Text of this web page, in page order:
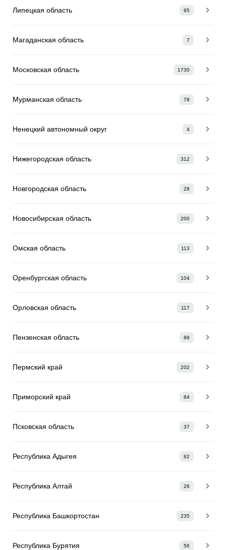
Липецкая область 95
Магаданская область 7
Московская область 1730
Мурманская область 78
Ненецкий автономный округ 4
Нижегородская область 312
Новгородская область 28
Новосибирская область 200
Омская область 113
Оренбургская область 104
Орловская область 117
Пензенская область 89
Пермский край 202
Приморский край 84
Псковская область 37
Республика Адыгея 82
Республика Алтай 26
Республика Башкортостан 235
Республика Бурятия 56